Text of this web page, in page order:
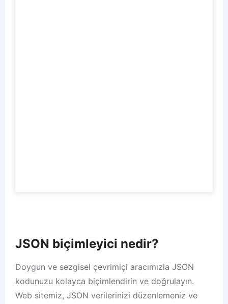
JSON biçimleyici nedir?
Doygun ve sezgisel çevrimiçi aracımızla JSON
kodunuzu kolayca biçimlendirin ve doğrulayın.
Web sitemiz, JSON verilerinizi düzenlemeniz ve